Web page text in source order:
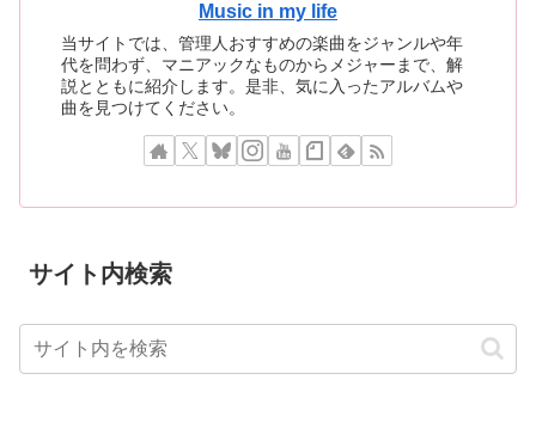
Music in my life
当サイトでは、管理人おすすめの楽曲をジャンルや年
代を問わず、マニアックなものからメジャーまで、解
説とともに紹介します。是非、気に入ったアルバムや
曲を見つけてください。
サイト内検索